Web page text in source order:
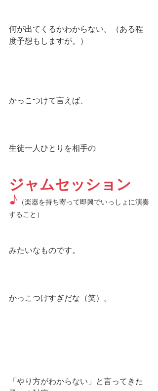
何が出てくるかわからない。（ある程
度予想もしますが。）
かっこつけて言えば、
生徒一人ひとりを相手の
ジャムセッション
♪ （楽器を持ち寄って即興でいっしょに演奏
すること）
みたいなものです。
かっこつけすぎだな（笑）。
「やり方がわからない」と言ってきた